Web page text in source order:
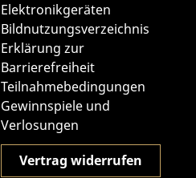
Elektronikgeräten
Bildnutzungsverzeichnis
Erklärung zur
Barrierefreiheit
Teilnahmebedingungen
Gewinnspiele und
Verlosungen
Vertrag widerrufen